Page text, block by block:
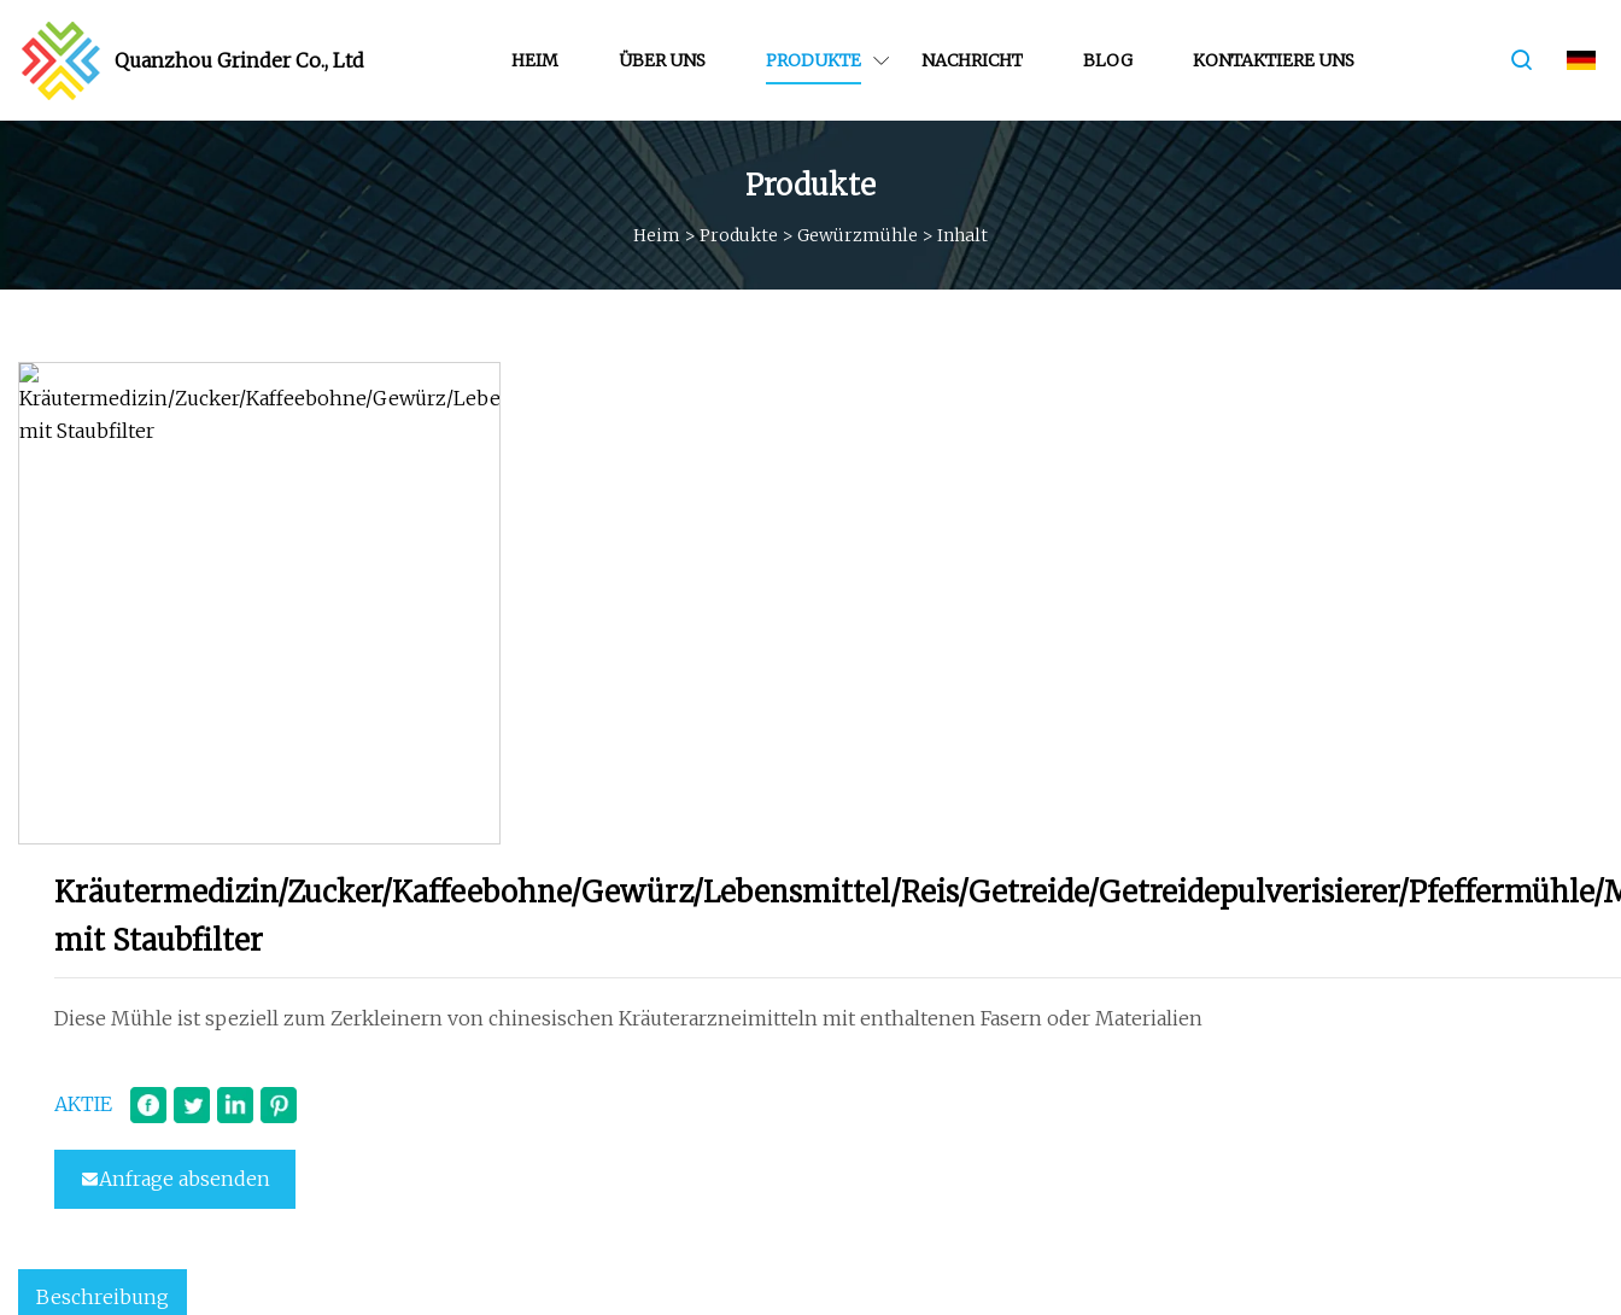
Quanzhou Grinder Co., Ltd HEIM ÜBER UNS PRODUKTE NACHRICHT BLOG KONTAKTIERE UNS
Produkte
Heim >Produkte > Gewürzmühle > Inhalt
Kräutermedizin/Zucker/Kaffeebohne/Gewürz/Lebensmittel/Reis/Getreide/Getreidepulverisierer/Pfeffermühle/
mit Staubfilter
Diese Mühle ist speziell zum Zerkleinern von chinesischen Kräuterarzneimitteln mit enthaltenen Fasern oder Materialien
AKTIE
Anfrage absenden
Beschreibung